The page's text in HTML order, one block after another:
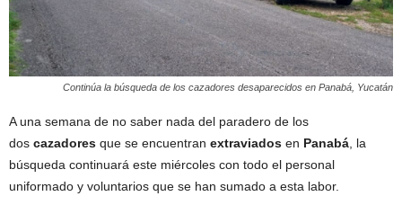
Continúa la búsqueda de los cazadores desaparecidos en Panabá, Yucatán
A una semana de no saber nada del paradero de los
dos cazadores que se encuentran extraviados en Panabá , la
búsqueda continuará este miércoles con todo el personal
uniformado y voluntarios que se han sumado a esta labor.